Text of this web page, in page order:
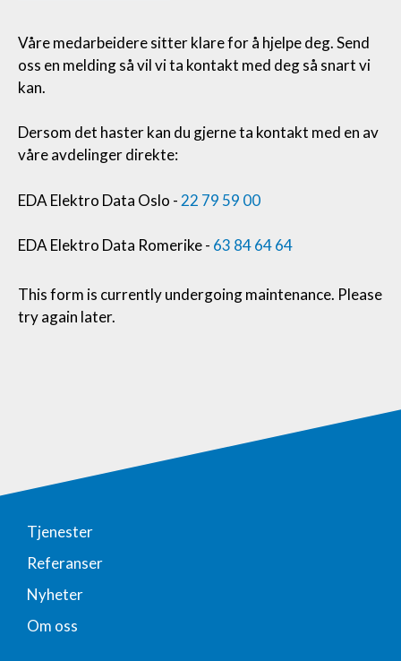
Våre medarbeidere sitter klare for å hjelpe deg. Send
oss en melding så vil vi ta kontakt med deg så snart vi
kan.
Dersom det haster kan du gjerne ta kontakt med en av
våre avdelinger direkte:
EDA Elektro Data Oslo - 22 79 59 00
EDA Elektro Data Romerike - 63 84 64 64
This form is currently undergoing maintenance. Please
try again later.
Tjenester
Referanser
Nyheter
Om oss